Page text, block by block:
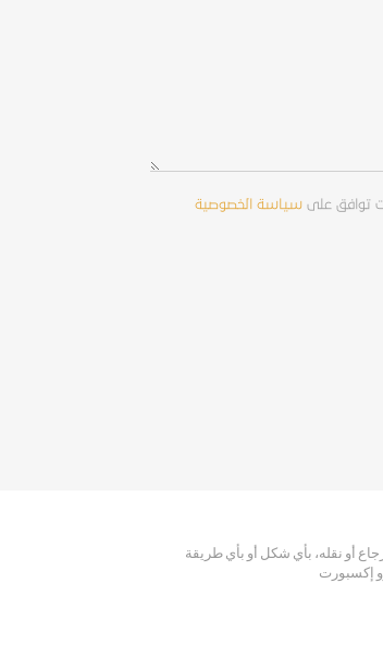
توافق علىسياسة الخصوصية
أو نقله، بأي شكل أو بأي طريقة
إكسبورت